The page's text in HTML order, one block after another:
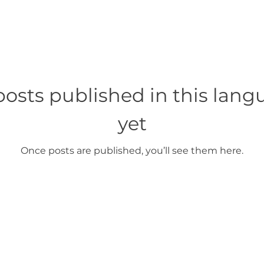
published in this
yet
Once posts are published, you’ll see them here.